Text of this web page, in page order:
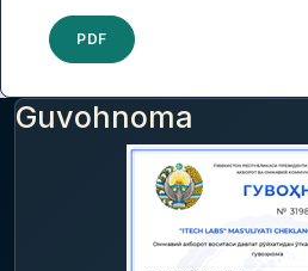
PDF
Guvohnoma